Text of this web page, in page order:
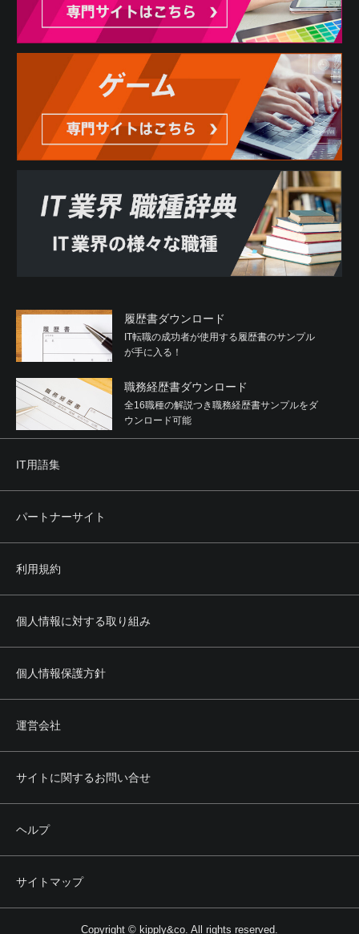
履歴書ダウンロード
IT転職の成功者が使用する履歴書のサンプル
が手に入る！
職務経歴書ダウンロード
全16職種の解説つき職務経歴書サンプルをダ
ウンロード可能
IT用語集
パートナーサイト
利用規約
個人情報に対する取り組み
個人情報保護方針
運営会社
サイトに関するお問い合せ
ヘルプ
サイトマップ
Copyright © kipply&co. All rights reserved.